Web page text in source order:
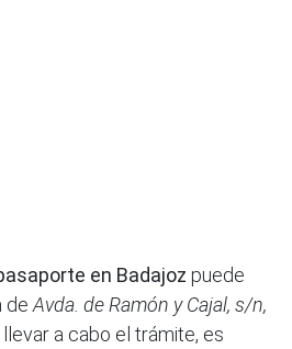
en Badajoz puede
de Avda. de Ramón y Cajal, s/n,
llevar a cabo el trámite, es